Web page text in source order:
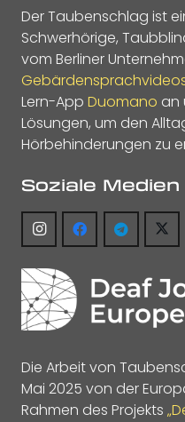
Der Taubenschlag ist
Schwerhörige,
vom Berliner
Lern-App Duomano an
Lösungen, um den
Hörbehinderungen zu
Soziale Medien
Die Arbeit von
Mai 2025 von der
Rahmen des Projekts